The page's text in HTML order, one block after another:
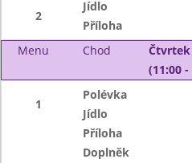
2
Jídlo
Příloha
Menu
Chod
Čtvrtek
(11:00 -
1
Polévka
Jídlo
Příloha
Doplněk